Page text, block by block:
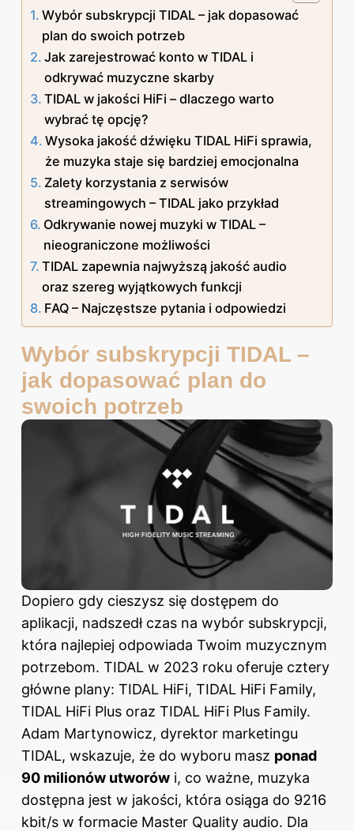
Wybór subskrypcji TIDAL – jak dopasować
plan do swoich potrzeb
Jak zarejestrować konto w TIDAL i
odkrywać muzyczne skarby
TIDAL w jakości HiFi – dlaczego warto
wybrać tę opcję?
Wysoka jakość dźwięku TIDAL HiFi sprawia,
że muzyka staje się bardziej emocjonalna
Zalety korzystania z serwisów
streamingowych – TIDAL jako przykład
Odkrywanie nowej muzyki w TIDAL –
nieograniczone możliwości
TIDAL zapewnia najwyższą jakość audio
oraz szereg wyjątkowych funkcji
FAQ – Najczęstsze pytania i odpowiedzi
Wybór subskrypcji TIDAL –
jak dopasować plan do
swoich potrzeb
Dopiero gdy cieszysz się dostępem do
aplikacji, nadszedł czas na wybór subskrypcji,
która najlepiej odpowiada Twoim muzycznym
potrzebom. TIDAL w 2023 roku oferuje cztery
główne plany: TIDAL HiFi, TIDAL HiFi Family,
TIDAL HiFi Plus oraz TIDAL HiFi Plus Family.
Adam Martynowicz, dyrektor marketingu
TIDAL, wskazuje, że do wyboru masz ponad
90 milionów utworów i, co ważne, muzyka
dostępna jest w jakości, która osiąga do 9216
kbit/s w formacie Master Quality audio. Dla